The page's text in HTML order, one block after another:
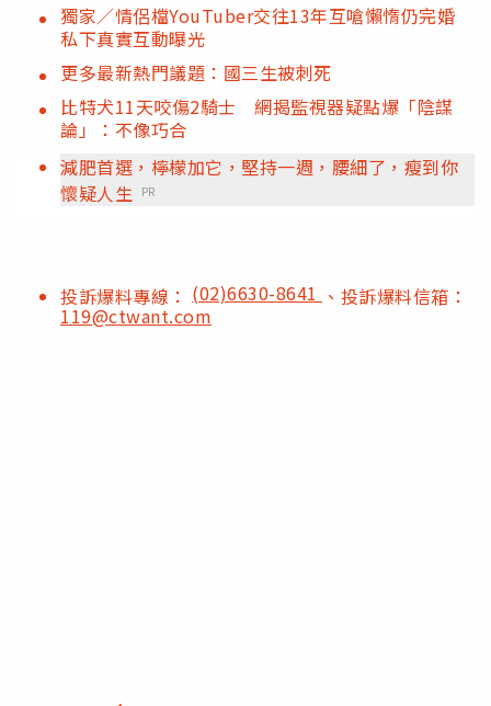
獨家／情侶檔YouTuber交往13年互嗆懶惰仍完婚
私下真實互動曝光
更多最新熱門議題：國三生被刺死
比特犬11天咬傷2騎士 網揭監視器疑點爆「陰謀
論」：不像巧合
減肥首選，檸檬加它，堅持一週，腰細了，瘦到你
懷疑人生
PR
投訴爆料專線： (02)6630-8641 、投訴爆料信箱：
119@ctwant.com